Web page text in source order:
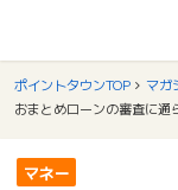
ポイントタウンTOP マガ
マネー